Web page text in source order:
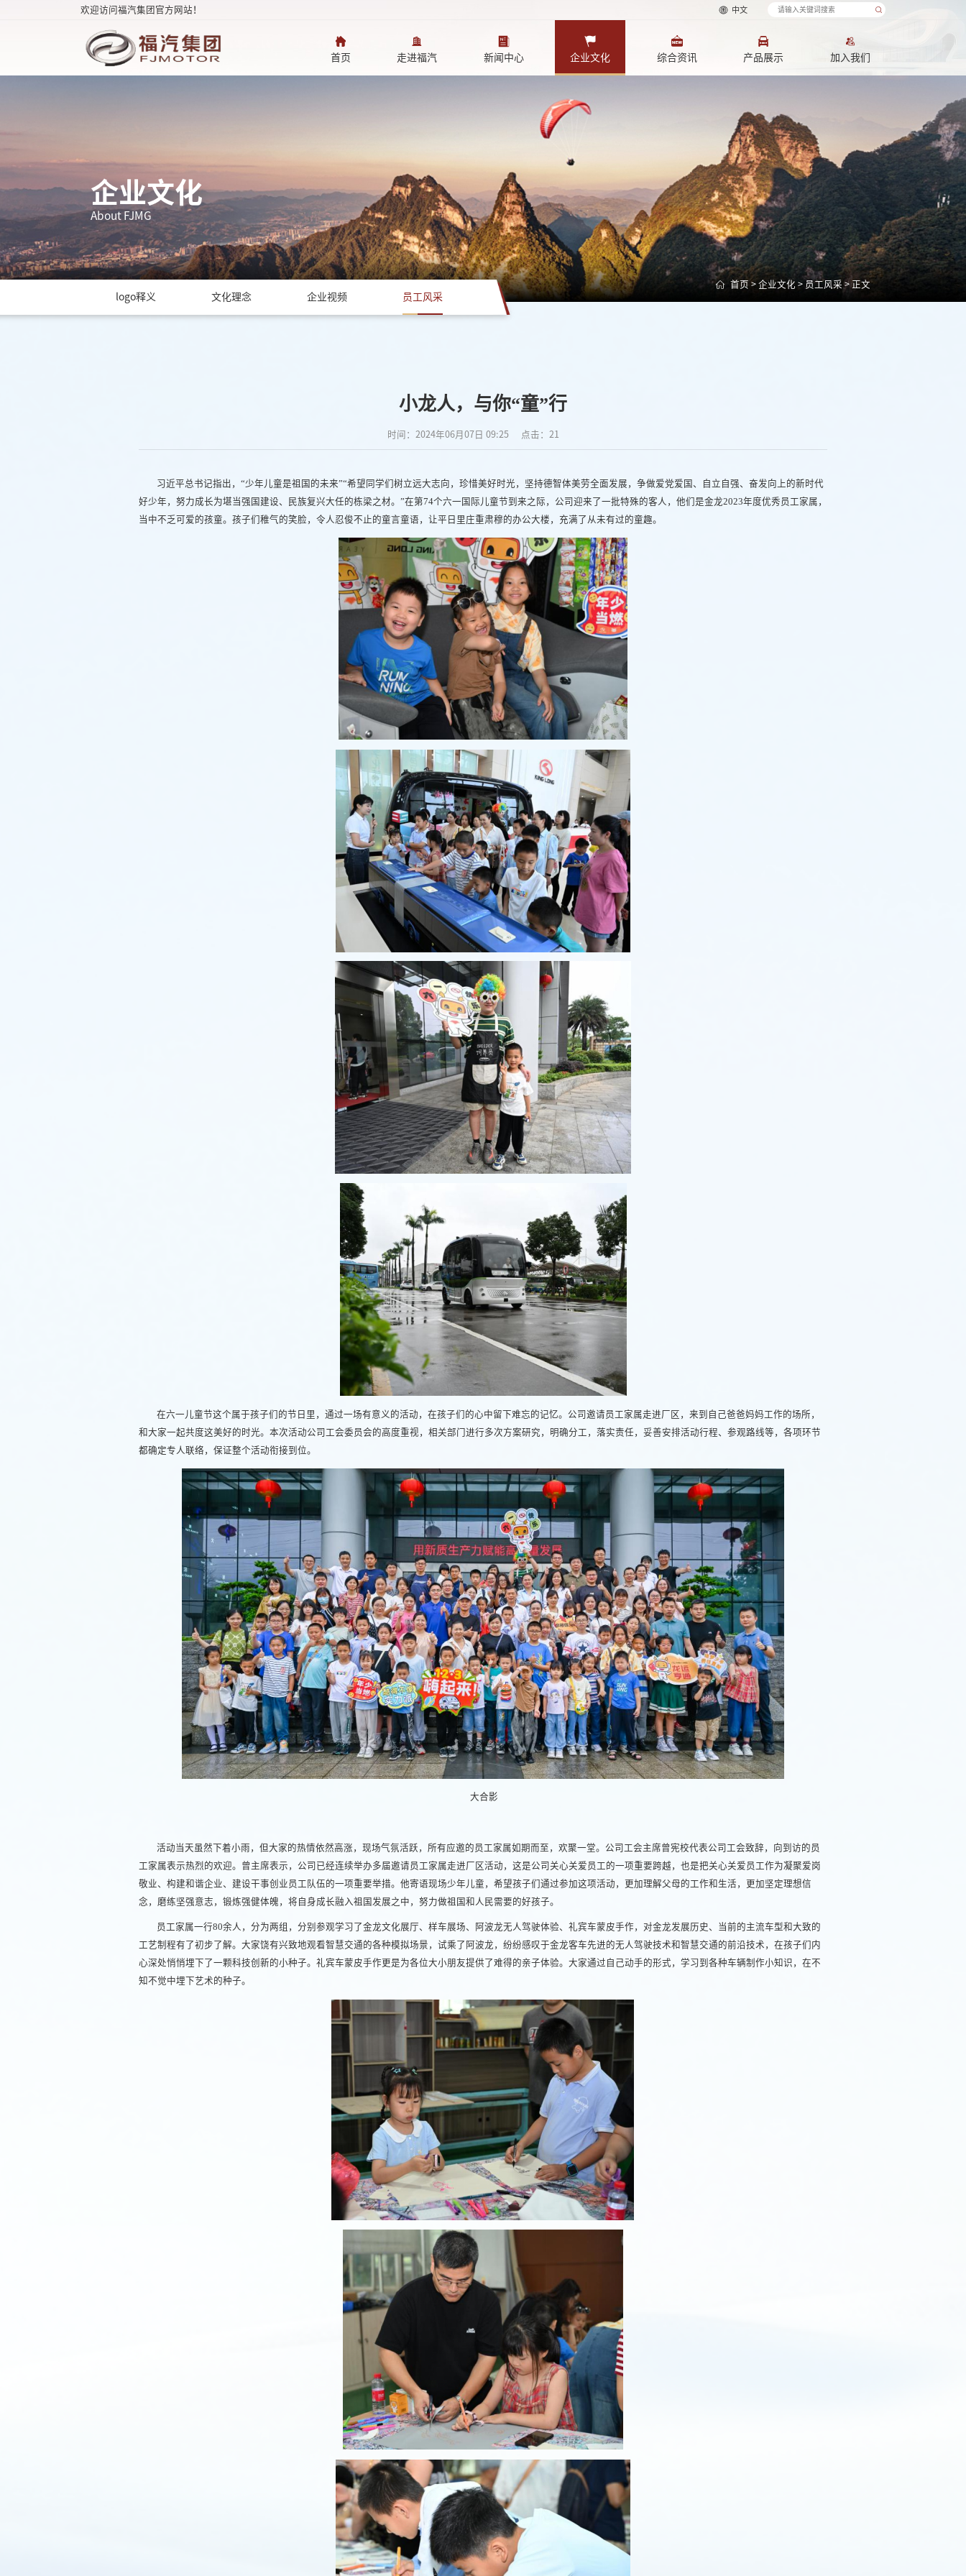
欢迎访问福汽集团官方网站！ 中文
首页 走进福汽 新闻中心 企业文化 综合资讯 产品展示 加入我们
企业文化
About FJMG
首页 > 企业文化 > 员工风采 > 正文
logo释义 文化理念 企业视频 员工风采
小龙人，与你“童”行
时间：2024年06月07日 09:25 点击： 21
习近平总书记指出，“少年儿童是祖国的未来”“希望同学们树立远大志向，珍惜美好时光，坚持德智体美劳全面发展，争做爱党爱国、自立自强、奋发向上的新时代
好少年，努力成长为堪当强国建设、民族复兴大任的栋梁之材。”在第74个六一国际儿童节到来之际，公司迎来了一批特殊的客人，他们是金龙2023年度优秀员工家属，
当中不乏可爱的孩童。孩子们稚气的笑脸，令人忍俊不止的童言童语，让平日里庄重肃穆的办公大楼，充满了从未有过的童趣。
在六一儿童节这个属于孩子们的节日里，通过一场有意义的活动，在孩子们的心中留下难忘的记忆。公司邀请员工家属走进厂区，来到自己爸爸妈妈工作的场所，
和大家一起共度这美好的时光。本次活动公司工会委员会的高度重视，相关部门进行多次方案研究，明确分工，落实责任，妥善安排活动行程、参观路线等，各项环节
都确定专人联络，保证整个活动衔接到位。
大合影
活动当天虽然下着小雨，但大家的热情依然高涨，现场气氛活跃，所有应邀的员工家属如期而至，欢聚一堂。公司工会主席曾宪校代表公司工会致辞，向到访的员
工家属表示热烈的欢迎。曾主席表示，公司已经连续举办多届邀请员工家属走进厂区活动，这是公司关心关爱员工的一项重要跨越，也是把关心关爱员工作为凝聚爱岗
敬业、构建和谐企业、建设干事创业员工队伍的一项重要举措。他寄语现场少年儿童，希望孩子们通过参加这项活动，更加理解父母的工作和生活，更加坚定理想信
念，磨练坚强意志，锻炼强健体魄，将自身成长融入祖国发展之中，努力做祖国和人民需要的好孩子。
员工家属一行80余人，分为两组，分别参观学习了金龙文化展厅、样车展场、阿波龙无人驾驶体验、礼宾车蒙皮手作，对金龙发展历史、当前的主流车型和大致的
工艺制程有了初步了解。大家饶有兴致地观看智慧交通的各种模拟场景，试乘了阿波龙，纷纷感叹于金龙客车先进的无人驾驶技术和智慧交通的前沿技术，在孩子们内
心深处悄悄埋下了一颗科技创新的小种子。礼宾车蒙皮手作更是为各位大小朋友提供了难得的亲子体验。大家通过自己动手的形式，学习到各种车辆制作小知识，在不
知不觉中埋下艺术的种子。